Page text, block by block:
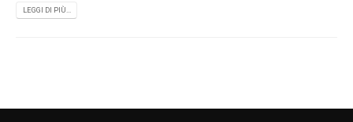
LEGGI DI PIÙ...